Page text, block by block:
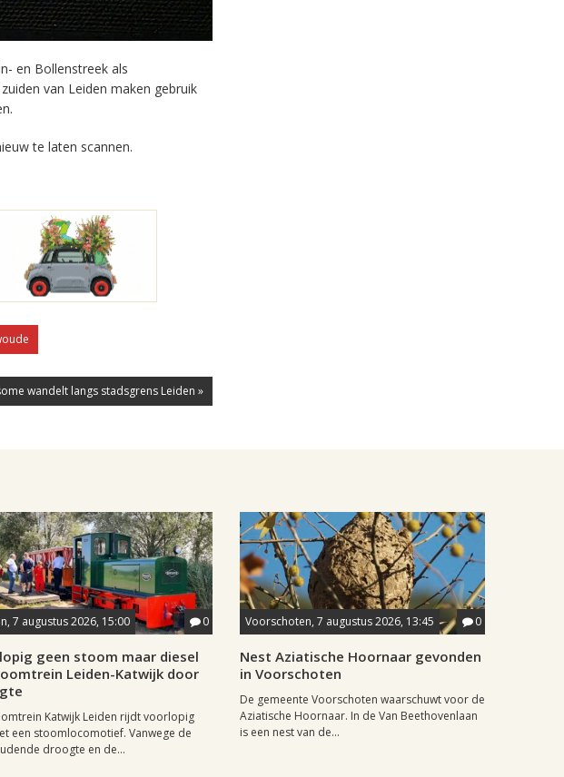
en Bollenstreek als
van Leiden maken gebruik
te laten scannen.
wandelt langs stadsgrens Leiden »
7 augustus 2026, 15:00 0
geen stoom maar diesel
Leiden-Katwijk door
Katwijk Leiden rijdt voorlopig
een stoomlocomotief. Vanwege de
droogte en de...
Voorschoten, 7 augustus 2026, 13:45 0
Nest Aziatische Hoornaar gevonden
in Voorschoten
De gemeente Voorschoten waarschuwt voor de
Aziatische Hoornaar. In de Van Beethovenlaan
is een nest van de...